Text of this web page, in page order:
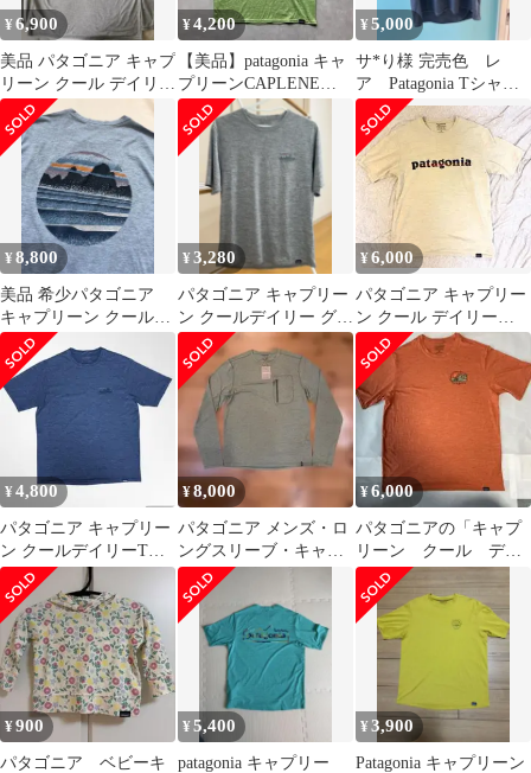
¥6,900
美品 パタゴニア キャプ
リーン クール デイリー
グラフィック フーディ
ー M
¥4,200
【美品】patagonia キャ
プリーンCAPLENE
COOLDAILY XS
¥5,000
サ*り様 完売色 レ
ア Patagonia Tシャツ
キャプリーン クー
ル デイ
¥8,800
美品 希少パタゴニア
キャプリーン クールデ
イリー ブルー XX L
¥3,280
パタゴニア キャプリー
ン クールデイリー グラ
フィック 半袖Tシャツ
S
¥6,000
パタゴニア キャプリー
ン クール デイリー
patagonia Capilene
¥4,800
パタゴニア キャプリー
ン クールデイリーTシ
ャツ S Patagonia
¥8,000
パタゴニア メンズ・ロ
ングスリーブ・キャプ
リーン・クール・サ
ン・シャツ M
¥6,000
パタゴニアの「キャプ
リーン クール ディ
リーTシャツ」
¥900
パタゴニア ベビーキ
¥5,400
patagonia キャプリー
¥3,900
Patagonia キャプリーン